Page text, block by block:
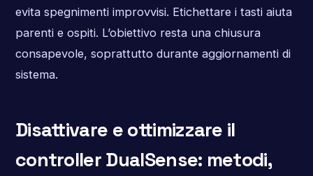
evita spegnimenti improvvisi. Etichettare i tasti aiuta
parenti e ospiti. L’obiettivo resta una chiusura
consapevole, soprattutto durante aggiornamenti di
sistema.
Disattivare e ottimizzare il
controller DualSense: metodi,